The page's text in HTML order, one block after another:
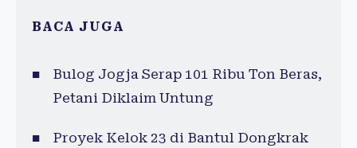
BACA JUGA
Bulog Jogja Serap 101 Ribu Ton Beras,
Petani Diklaim Untung
Proyek Kelok 23 di Bantul Dongkrak